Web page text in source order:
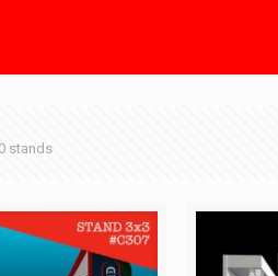
stands